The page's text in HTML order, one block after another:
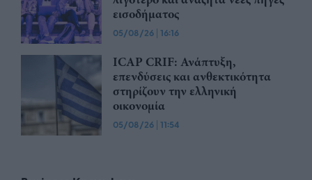
εισοδήματος
05/08/26 | 16:16
ICAP CRIF: Ανάπτυξη,
επενδύσεις και ανθεκτικότητα
στηρίζουν την ελληνική
οικονομία
05/08/26 | 11:54